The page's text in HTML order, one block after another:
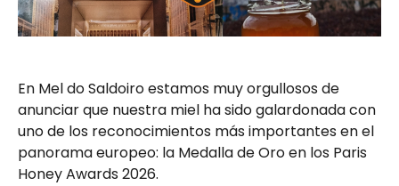
En Mel do Saldoiro estamos muy orgullosos de
anunciar que nuestra miel ha sido galardonada con
uno de los reconocimientos más importantes en el
panorama europeo: la Medalla de Oro en los Paris
Honey Awards 2026.